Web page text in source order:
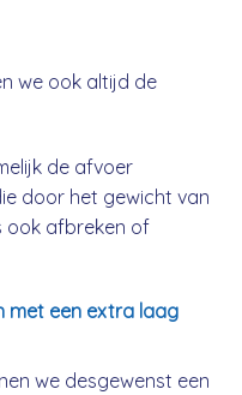
we ook altijd de
de afvoer
door het gewicht van
ook afbreken of
met een extra laag
we desgewenst een